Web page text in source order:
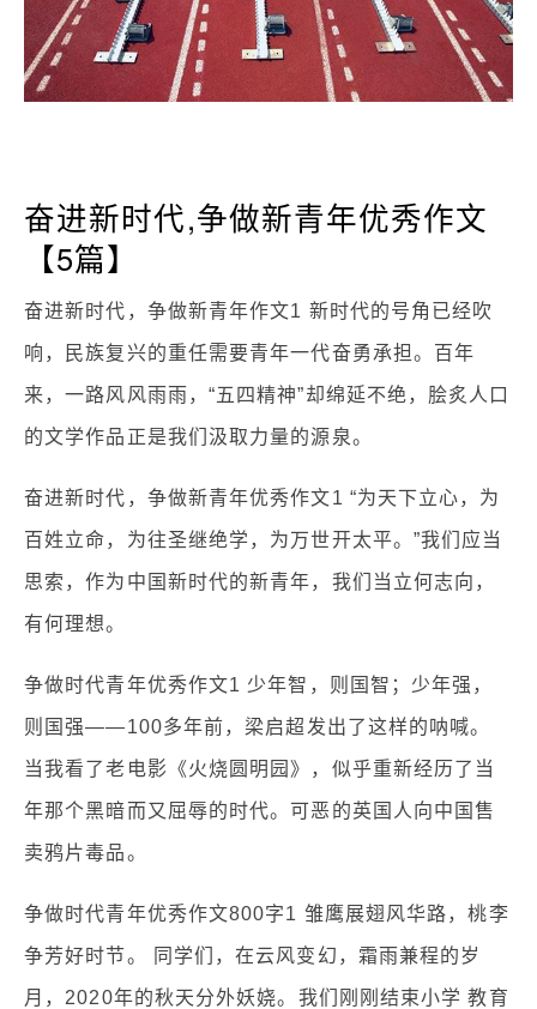
奋进新时代,争做新青年优秀作文
【5篇】
奋进新时代，争做新青年作文1 新时代的号角已经吹
响，民族复兴的重任需要青年一代奋勇承担。百年
来，一路风风雨雨，“五四精神”却绵延不绝，脍炙人口
的文学作品正是我们汲取力量的源泉。
奋进新时代，争做新青年优秀作文1 “为天下立心，为
百姓立命，为往圣继绝学，为万世开太平。”我们应当
思索，作为中国新时代的新青年，我们当立何志向，
有何理想。
争做时代青年优秀作文1 少年智，则国智；少年强，
则国强——100多年前，梁启超发出了这样的呐喊。
当我看了老电影《火烧圆明园》，似乎重新经历了当
年那个黑暗而又屈辱的时代。可恶的英国人向中国售
卖鸦片毒品。
争做时代青年优秀作文800字1 雏鹰展翅风华路，桃李
争芳好时节。 同学们，在云风变幻，霜雨兼程的岁
月，2020年的秋天分外妖娆。我们刚刚结束小学 教育